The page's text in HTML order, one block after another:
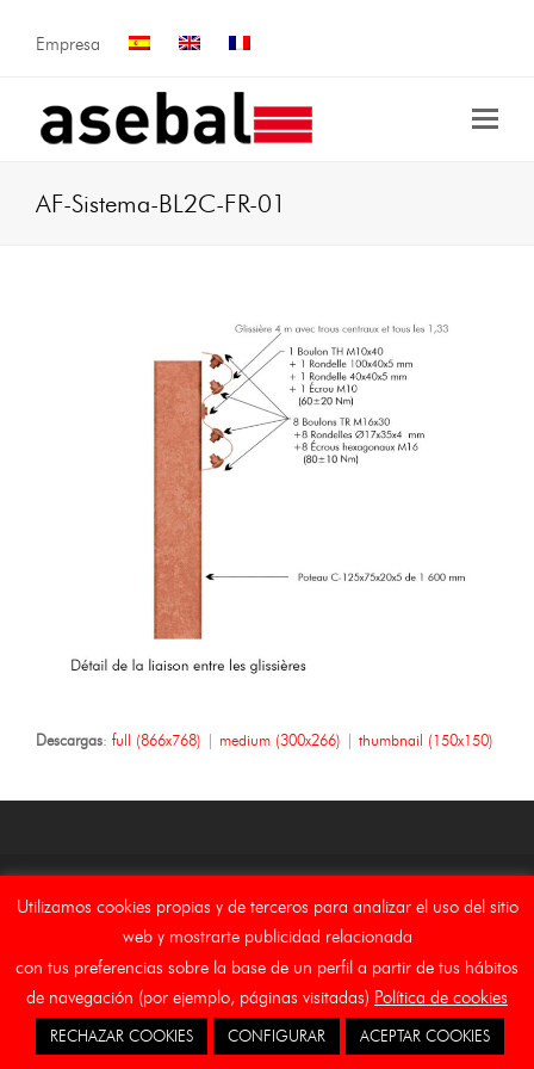
Empresa
AF-Sistema-BL2C-FR-01
Descargas: full (866x768) | medium (300x266) | thumbnail (150x150)
Inicio
Aviso Legal Canal Etico Cookies
Utilizamos cookies propias y de terceros para analizar el uso del sitio
web y mostrarte publicidad relacionada
con tus preferencias sobre la base de un perfil a partir de tus hábitos
de navegación (por ejemplo, páginas visitadas) Política de cookies
RECHAZAR COOKIES CONFIGURAR ACEPTAR COOKIES